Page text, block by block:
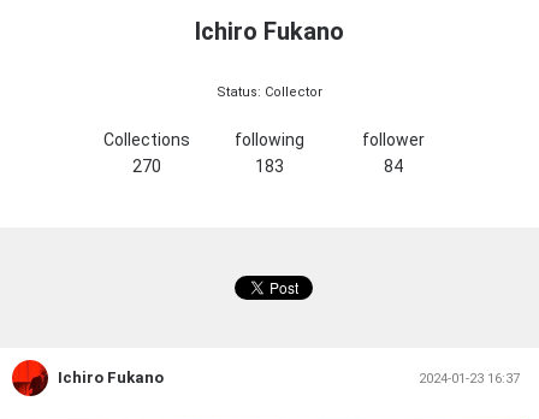
Ichiro Fukano
Status: Collector
Collections following
follower
270
183 84
Ichiro Fukano 2024-01-23 16:37